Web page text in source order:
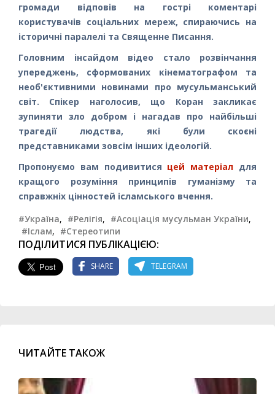
громади відповів на гострі коментарі
користувачів соціальних мереж, спираючись на
історичні паралелі та Священне Писання.
Головним інсайдом відео стало розвінчання
упереджень, сформованих кінематографом та
необ'єктивними новинами про мусульманський
світ. Спікер наголосив, що Коран закликає
зупиняти зло добром і нагадав про найбільші
трагедії людства, які були скоєні
представниками зовсім інших ідеологій.
Пропонуємо вам подивитися цей матеріал для
кращого розуміння принципів гуманізму та
справжніх цінностей ісламського вчення.
#Україна, #Релігія, #Асоціація мусульман України,
#Іслам, #Стереотипи
ПОДІЛИТИСЯ ПУБЛІКАЦІЄЮ:
SHARE TELEGRAM
ЧИТАЙТЕ ТАКОЖ